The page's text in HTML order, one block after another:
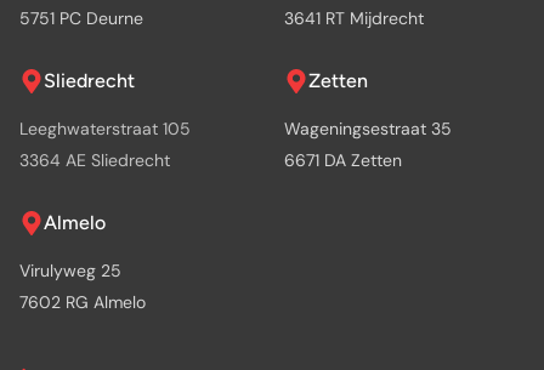
5751 PC Deurne
3641 RT Mijdrecht
Sliedrecht
Leeghwaterstraat 105
3364 AE Sliedrecht
Zetten
Wageningsestraat 35
6671 DA Zetten
Almelo
Virulyweg 25
7602 RG Almelo